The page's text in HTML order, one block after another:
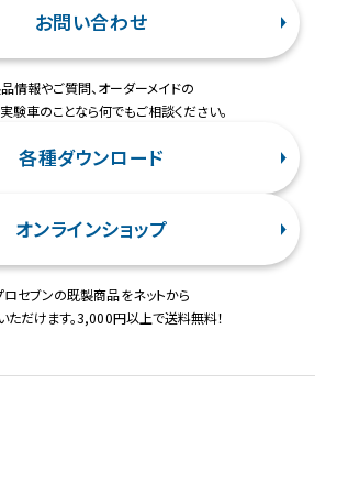
お問い合わせ
情報やご質問、オーダーメイドの
験車のことなら何でもご相談ください。
各種ダウンロード
オンラインショップ
ロセブンの既製商品をネットから
ただけます。3,000円以上で送料無料！